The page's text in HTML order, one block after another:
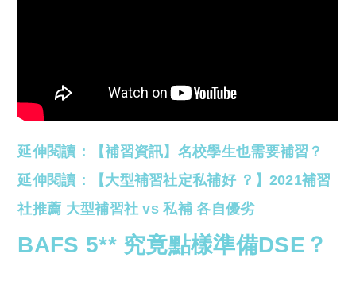
延伸閱讀：【補習資訊】名校學生也需要補習？
延伸閱讀：【大型補習社定私補好 ？】2021補習
社推薦 大型補習社 vs 私補 各自優劣
BAFS 5** 究竟點樣準備DSE？